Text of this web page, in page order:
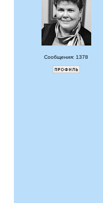
Сообщения: 1378